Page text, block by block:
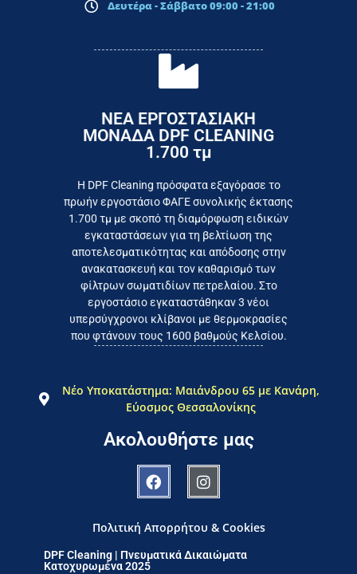
Δευτέρα - Σάββατο 09:00 - 21:00
ΝΕΑ ΕΡΓΟΣΤΑΣΙΑΚΗ
ΜΟΝΑΔΑ DPF CLEANING
1.700 τμ
Η DPF Cleaning πρόσφατα εξαγόρασε το
πρωήν εργοστάσιο ΦΑΓΕ συνολικής έκτασης
1.700 τμ με σκοπό τη διαμόρφωση ειδικών
εγκαταστάσεων για τη βελτίωση της
αποτελεσματικότητας και απόδοσης στην
ανακατασκευή και τον καθαρισμό των
φίλτρων σωματιδίων πετρελαίου. Στο
εργοστάσιο εγκαταστάθηκαν 3 νέοι
υπερσύγχρονοι κλίβανοι με θερμοκρασίες
που φτάνουν τους 1600 βαθμούς Κελσίου.
Εργαζόμαστε καθημερινά για
το συμφέρον του τελικού
καταναλωτή
Νέο Υποκατάστημα: Μαιάνδρου 65 με Κανάρη,
Εύοσμος Θεσσαλονίκης
Ακολουθήστε μας
Πολιτική Απορρήτου & Cookies
DPF Cleaning | Πνευματικά Δικαιώματα
Κατοχυρωμένα 2025